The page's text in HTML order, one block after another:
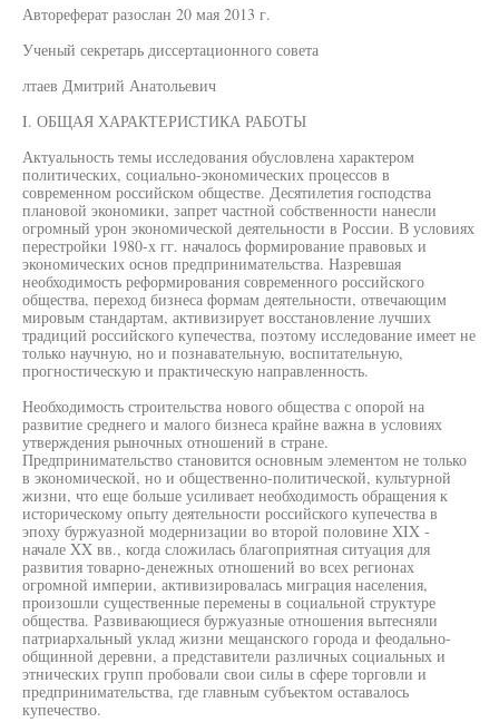
Автореферат разослан 20 мая 2013 г.
Ученый секретарь диссертационного совета
лтаев Дмитрий Анатольевич
I. ОБЩАЯ ХАРАКТЕРИСТИКА РАБОТЫ
Актуальность темы исследования обусловлена характером
политических, социально-экономических процессов в
современном российском обществе. Десятилетия господства
плановой экономики, запрет частной собственности нанесли
огромный урон экономической деятельности в России. В условиях
перестройки 1980-х гг. началось формирование правовых и
экономических основ предпринимательства. Назревшая
необходимость реформирования современного российского
общества, переход бизнеса формам деятельности, отвечающим
мировым стандартам, активизирует восстановление лучших
традиций российского купечества, поэтому исследование имеет не
только научную, но и познавательную, воспитательную,
прогностическую и практическую направленность.
Необходимость строительства нового общества с опорой на
развитие среднего и малого бизнеса крайне важна в условиях
утверждения рыночных отношений в стране.
Предпринимательство становится основным элементом не только
в экономической, но и общественно-политической, культурной
жизни, что еще больше усиливает необходимость обращения к
историческому опыту деятельности российского купечества в
эпоху буржуазной модернизации во второй половине XIX -
начале XX вв., когда сложилась благоприятная ситуация для
развития товарно-денежных отношений во всех регионах
огромной империи, активизировалась миграция населения,
произошли существенные перемены в социальной структуре
общества. Развивающиеся буржуазные отношения вытесняли
патриархальный уклад жизни мещанского города и феодально-
общинной деревни, а представители различных социальных и
этнических групп пробовали свои силы в сфере торговли и
предпринимательства, где главным субъектом оставалось
купечество.